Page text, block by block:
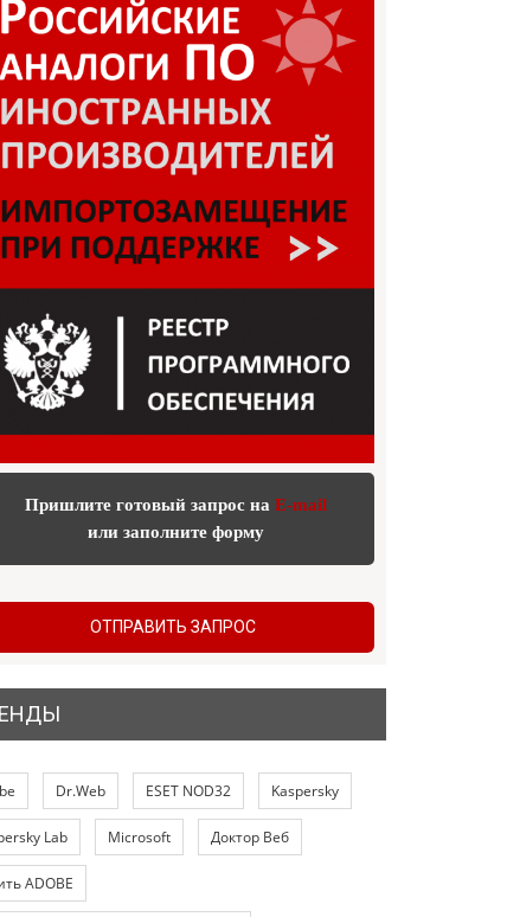
Пришлите готовый запрос на E-mail
или заполните форму
ОТПРАВИТЬ ЗАПРОС
Dr.Web ESET NOD32 Kaspersky
Lab Microsoft Доктор Веб
ADOBE